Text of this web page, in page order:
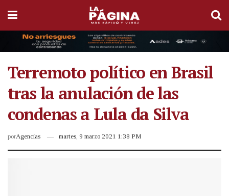
Terremoto político en Brasil
tras la anulación de las
condenas a Lula da Silva
porAgencias martes, 9 marzo 2021 1:38 PM